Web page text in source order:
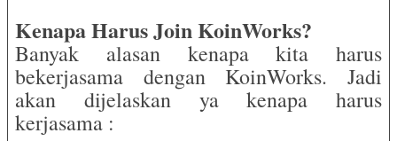
Kenapa Harus Join KoinWorks?
Banyak alasan kenapa kita harus
bekerjasama dengan KoinWorks. Jadi
akan dijelaskan ya kenapa harus
kerjasama :